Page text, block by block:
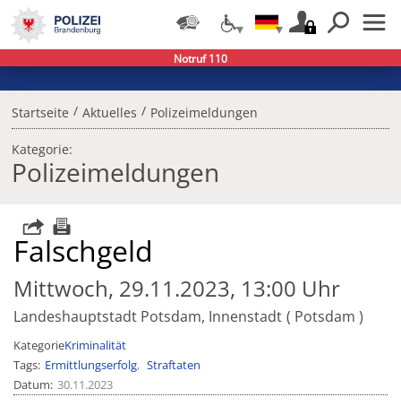
Startseite / Aktuelles / Polizeimeldungen
Kategorie:
Polizeimeldungen
Falschgeld
Mittwoch, 29.11.2023, 13:00 Uhr
Landeshauptstadt Potsdam, Innenstadt Potsdam
KategorieKriminalität
Tags Ermittlungserfolg
Straftaten
Datum 30.11.2023
Notruf 110